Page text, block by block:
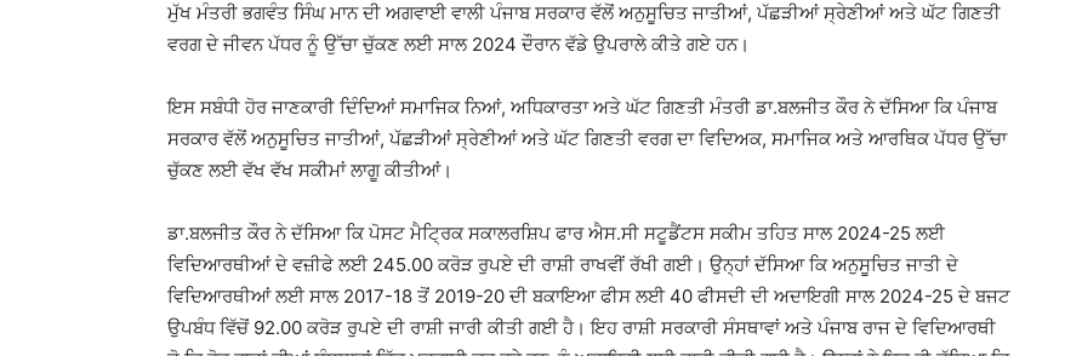
ਮੁੱਖ ਮੰਤਰੀ ਭਗਵੰਤ ਸਿੰਘ ਮਾਨ ਦੀ ਅਗਵਾਈ ਵਾਲੀ ਪੰਜਾਬ ਸਰਕਾਰ ਵੱਲੋਂ ਅਨੁਸੂਚਿਤ ਜਾਤੀਆਂ, ਪੱਛੜੀਆਂ ਸ੍ਰੇਣੀਆਂ ਅਤੇ ਘੱਟ ਗਿਣਤੀ
ਵਰਗ ਦੇ ਜੀਵਨ ਪੱਧਰ ਨੂੰ ਉੱਚਾ ਚੁੱਕਣ ਲਈ ਸਾਲ 2024 ਦੌਰਾਨ ਵੱਡੇ ਉਪਰਾਲੇ ਕੀਤੇ ਗਏ ਹਨ।
ਇਸ ਸਬੰਧੀ ਹੋਰ ਜਾਣਕਾਰੀ ਦਿੰਦਿਆਂ ਸਮਾਜਿਕ ਨਿਆਂ, ਅਧਿਕਾਰਤਾ ਅਤੇ ਘੱਟ ਗਿਣਤੀ ਮੰਤਰੀ ਡਾ.ਬਲਜੀਤ ਕੌਰ ਨੇ ਦੱਸਿਆ ਕਿ ਪੰਜਾਬ
ਸਰਕਾਰ ਵੱਲੋਂ ਅਨੁਸੂਚਿਤ ਜਾਤੀਆਂ, ਪੱਛੜੀਆਂ ਸ੍ਰੇਣੀਆਂ ਅਤੇ ਘੱਟ ਗਿਣਤੀ ਵਰਗ ਦਾ ਵਿਦਿਅਕ, ਸਮਾਜਿਕ ਅਤੇ ਆਰਥਿਕ ਪੱਧਰ ਉੱਚਾ
ਚੁੱਕਣ ਲਈ ਵੱਖ ਵੱਖ ਸਕੀਮਾਂ ਲਾਗੂ ਕੀਤੀਆਂ।
ਡਾ.ਬਲਜੀਤ ਕੌਰ ਨੇ ਦੱਸਿਆ ਕਿ ਪੋਸਟ ਮੈਟ੍ਰਿਕ ਸਕਾਲਰਸ਼ਿਪ ਫਾਰ ਐਸ.ਸੀ ਸਟੂਡੈਂਟਸ ਸਕੀਮ ਤਹਿਤ ਸਾਲ 2024-25 ਲਈ
ਵਿਦਿਆਰਥੀਆਂ ਦੇ ਵਜ਼ੀਫੇ ਲਈ 245.00 ਕਰੋੜ ਰੁਪਏ ਦੀ ਰਾਸ਼ੀ ਰਾਖਵੀਂ ਰੱਖੀ ਗਈ। ਉਨ੍ਹਾਂ ਦੱਸਿਆ ਕਿ ਅਨੁਸੂਚਿਤ ਜਾਤੀ ਦੇ
ਵਿਦਿਆਰਥੀਆਂ ਲਈ ਸਾਲ 2017-18 ਤੋਂ 2019-20 ਦੀ ਬਕਾਇਆ ਫੀਸ ਲਈ 40 ਫੀਸਦੀ ਦੀ ਅਦਾਇਗੀ ਸਾਲ 2024-25 ਦੇ ਬਜਟ
ਉਪਬੰਧ ਵਿੱਚੋਂ 92.00 ਕਰੋੜ ਰੁਪਏ ਦੀ ਰਾਸ਼ੀ ਜਾਰੀ ਕੀਤੀ ਗਈ ਹੈ। ਇਹ ਰਾਸ਼ੀ ਸਰਕਾਰੀ ਸੰਸਥਾਵਾਂ ਅਤੇ ਪੰਜਾਬ ਰਾਜ ਦੇ ਵਿਦਿਆਰਥੀ